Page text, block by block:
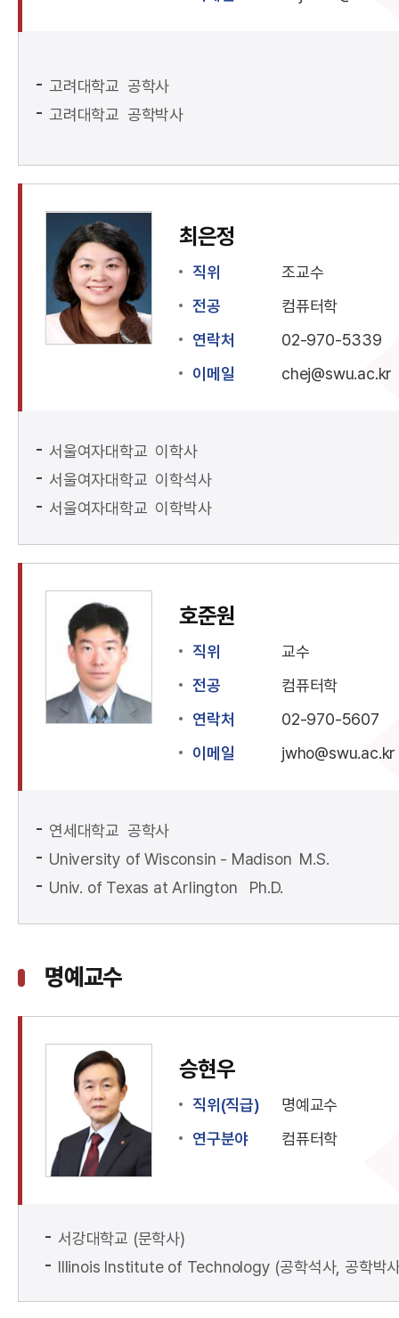
고려대학교 공학사
고려대학교 공학박사
최은정
직위
조교수
전공
컴퓨터학
연락처
02-970-5339
이메일
chej@swu.ac.kr
서울여자대학교 이학사
서울여자대학교 이학석사
서울여자대학교 이학박사
호준원
직위
교수
전공
컴퓨터학
연락처
02-970-5607
이메일
jwho@swu.ac.kr
연세대학교 공학사
University of Wisconsin - Madison M.S.
Univ. of Texas at Arlington Ph.D.
명예교수
승현우
직위(직급)
명예교수
연구분야
컴퓨터학
서강대학교 (문학사)
Illinois Institute of Technology (공학석사, 공학박